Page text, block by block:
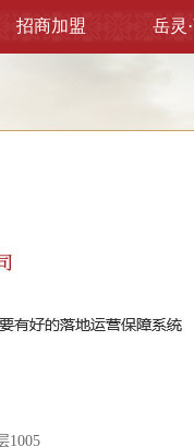
招商加盟 岳灵
1005